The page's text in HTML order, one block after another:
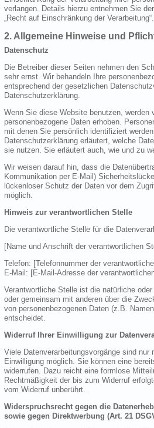
verlangen. Details hierzu entnehmen Sie
„Recht auf Einschränkung der Verarbeitung“.
2. Allgemeine Hinweise und
Datenschutz
Die Betreiber dieser Seiten nehmen den
sehr ernst. Wir behandeln Ihre
entsprechend der gesetzlichen
Datenschutzerklärung.
Wenn Sie diese Website benutzen, werden
personenbezogene Daten erhoben.
mit denen Sie persönlich identifiziert
Datenschutzerklärung erläutert, welche
sie nutzen. Sie erläutert auch, wie und zu
Wir weisen darauf hin, dass die
Kommunikation per E-Mail)
lückenloser Schutz der Daten vor dem
möglich.
Hinweis zur verantwortlichen Stelle
Die verantwortliche Stelle für die
[Name und Anschrift der verantwortlichen
Telefon: [Telefonnummer der
E-Mail: [E-Mail-Adresse der
Verantwortliche Stelle ist die natürliche
oder gemeinsam mit anderen über die
von personenbezogenen Daten (z.B.
entscheidet.
Widerruf Ihrer Einwilligung zur
Viele Datenverarbeitungsvorgänge sind nur
Einwilligung möglich. Sie können eine
widerrufen. Dazu reicht eine formlose
Rechtmäßigkeit der bis zum Widerruf
vom Widerruf unberührt.
Widerspruchsrecht gegen die
sowie gegen Direktwerbung (Art. 21